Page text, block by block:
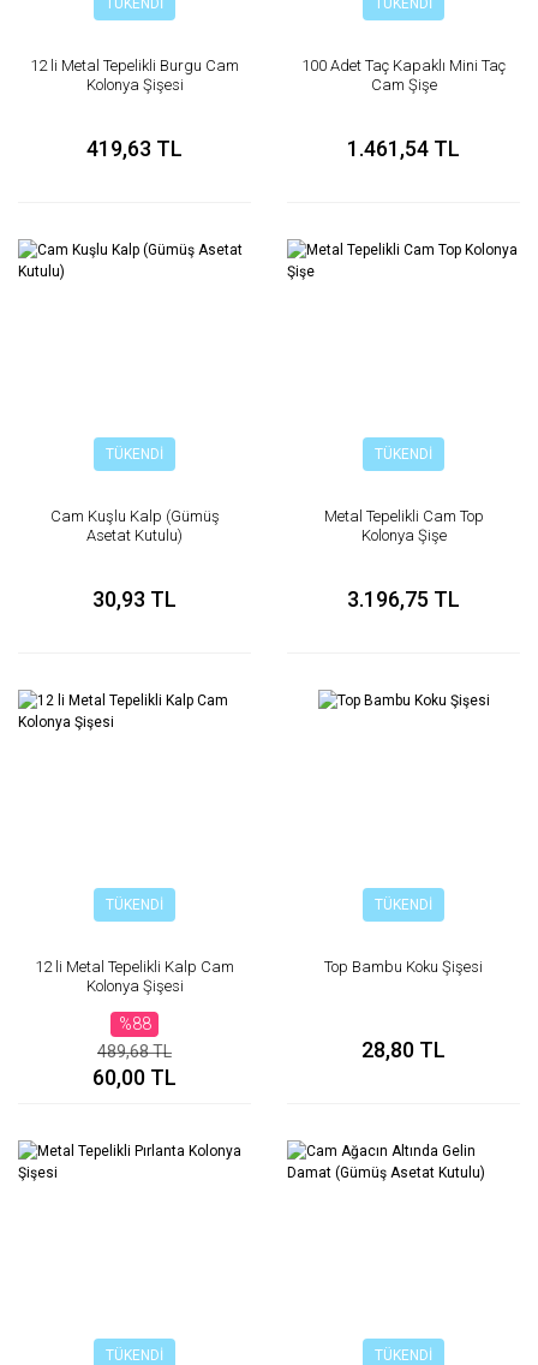
TÜKENDİ
12 li Metal Tepelikli Burgu Cam
Kolonya Şişesi
419,63 TL
TÜKENDİ
100 Adet Taç Kapaklı Mini Taç
Cam Şişe
1.461,54 TL
TÜKENDİ
Cam Kuşlu Kalp (Gümüş
Asetat Kutulu)
30,93 TL
TÜKENDİ
Metal Tepelikli Cam Top
Kolonya Şişe
3.196,75 TL
TÜKENDİ
12 li Metal Tepelikli Kalp Cam
Kolonya Şişesi
%88
60,00 TL
489,68 TL
TÜKENDİ
Top Bambu Koku Şişesi
28,80 TL
TÜKENDİ TÜKENDİ